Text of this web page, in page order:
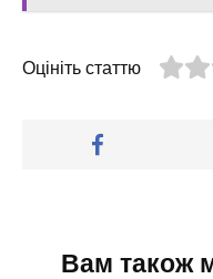
Оцініть статтю
Вам також